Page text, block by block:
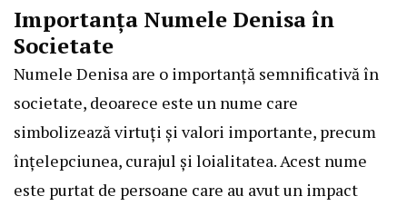
Importanța Numele Denisa în
Societate
Numele Denisa are o importanță semnificativă în
societate, deoarece este un nume care
simbolizează virtuți și valori importante, precum
înțelepciunea, curajul și loialitatea. Acest nume
este purtat de persoane care au avut un impact